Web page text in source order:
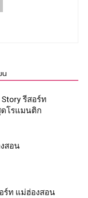
น
รีสอร์ท
โรแมนติก
สอน
ร์ท แม่ฮ่องสอน